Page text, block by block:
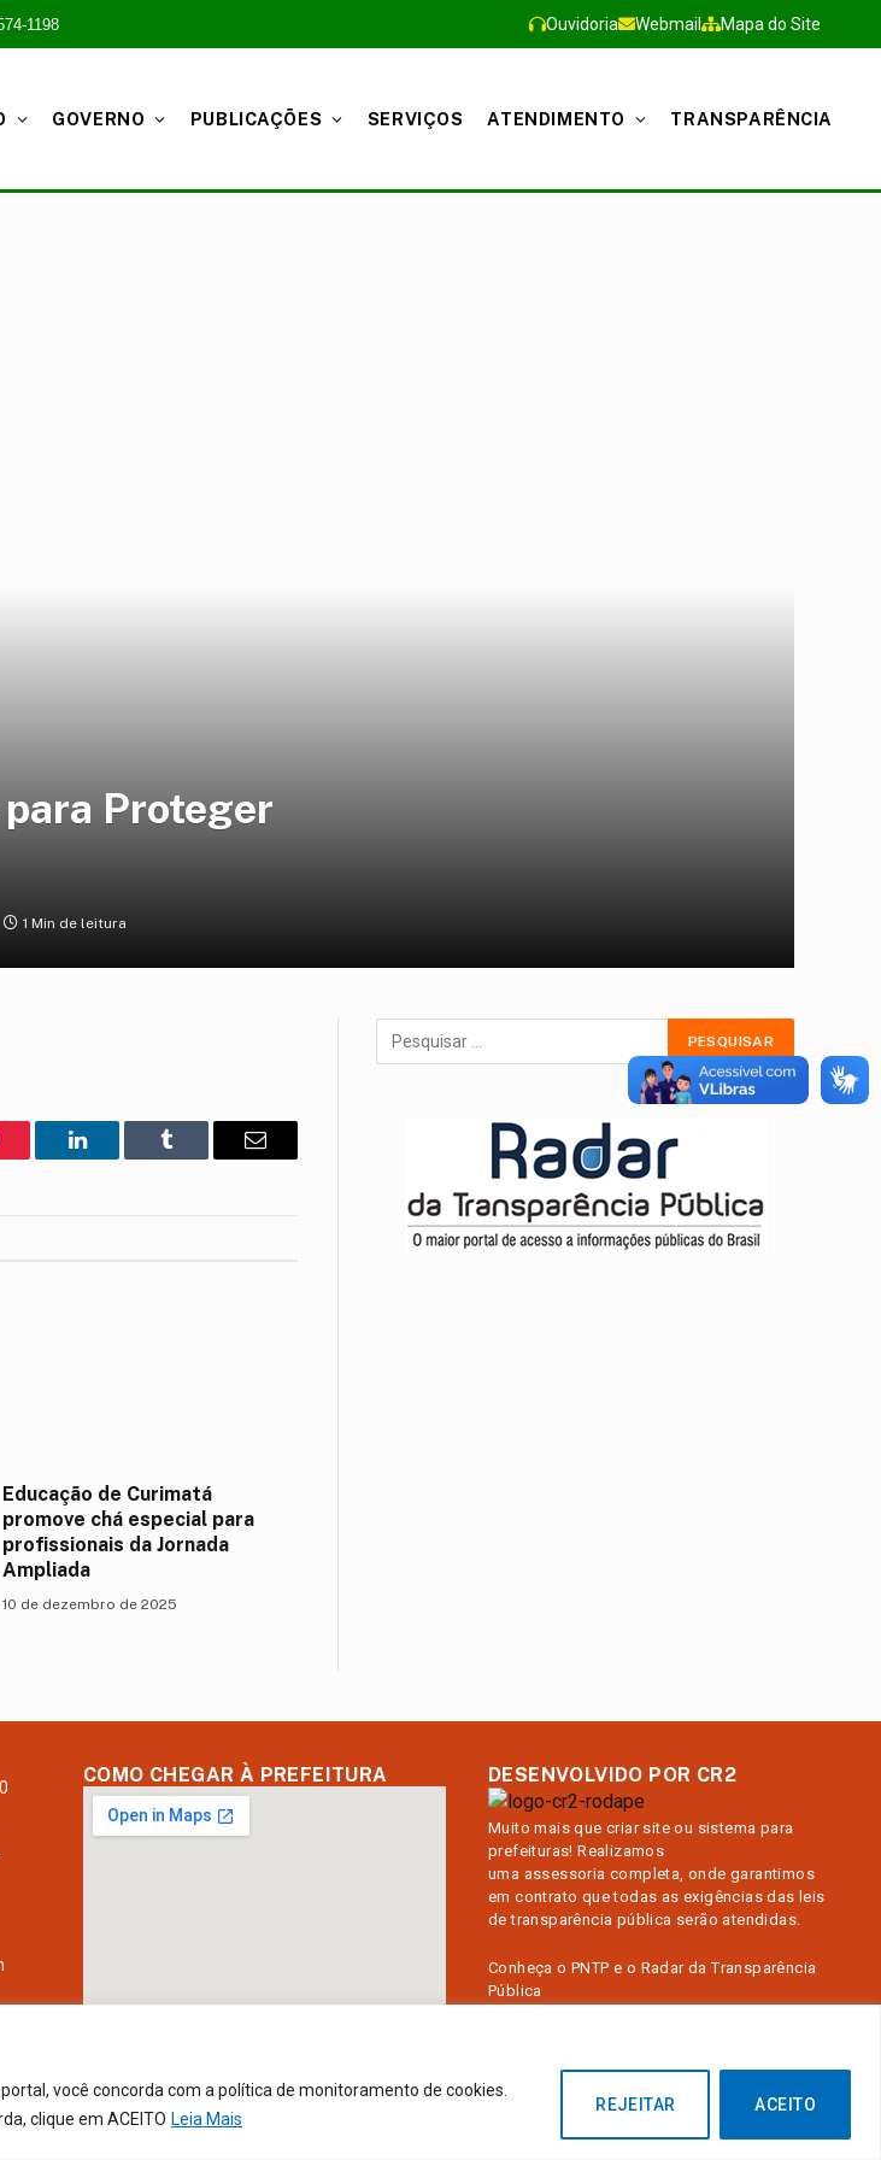
você concorda com a política de monitoramento de cookies.
clique em ACEITO Leia Mais
REJEITAR ACEITO
1198 Ouvidoria Webmail Mapa do Site
GOVERNO PUBLICAÇÕES SERVIÇOS ATENDIMENTO TRANSPARÊNCIA
Proteger
1 Min de leitura
LinkedIn Tumblr
E-
Educação de Curimatá
promove chá especial para
profissionais da Jornada
Ampliada
10 de dezembro de 2025
COMO CHEGAR À PREFEITURA DESENVOLVIDO POR CR2
Muito mais quecriar site ou sistema para
prefeituras! Realizamos
uma assessoria completa, onde garantimos
em contrato que todas as exigências das leis
de transparência pública serão atendidas.
Conheça oPNTP e o Radar da Transparência
Pública
Acessar o Webmail